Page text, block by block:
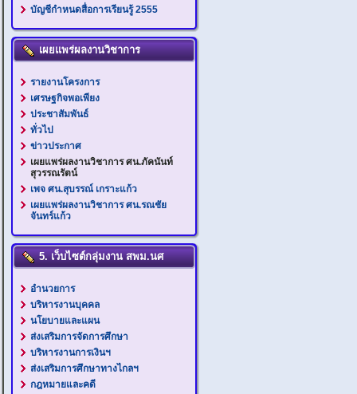
บัญชีกำหนดสื่อการเรียนรู้ 2555
เผยแพร่ผลงานวิชาการ
รายงานโครงการ
เศรษฐกิจพอเพียง
ประชาสัมพันธ์
ทั่วไป
ข่าวประกาศ
เผยแพร่ผลงานวิชาการ ศน.ภัคนันท์
สุวรรณรัตน์
เพจ ศน.สุบรรณ์ เกราะแก้ว
เผยแพร่ผลงานวิชาการ ศน.รณชัย
จันทร์แก้ว
5. เว็บไซต์กลุ่มงาน สพม.นศ
อำนวยการ
บริหารงานบุคคล
นโยบายและแผน
ส่งเสริมการจัดการศึกษา
บริหารงานการเงินฯ
ส่งเสริมการศึกษาทางไกลฯ
กฎหมายและคดี